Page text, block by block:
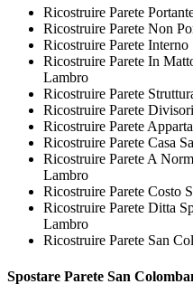
Ricostruire Parete
Ricostruire Parete Non
Ricostruire Parete
Ricostruire Parete In
Lambro
Ricostruire Parete
Ricostruire Parete
Ricostruire Parete
Ricostruire Parete Casa
Ricostruire Parete A
Lambro
Ricostruire Parete Costo
Ricostruire Parete Ditta
Lambro
Ricostruire Parete San
Spostare Parete San